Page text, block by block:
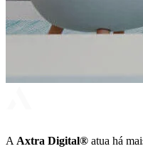
A Axtra Digital® atua há